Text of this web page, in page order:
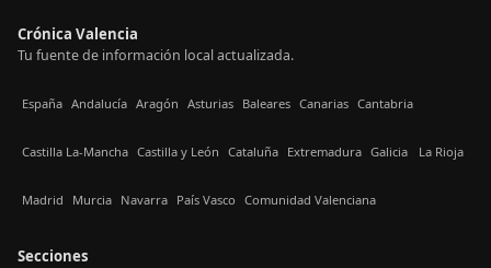
Crónica Valencia
Tu fuente de información local actualizada.
España Andalucía Aragón Asturias Baleares Canarias Cantabria
Castilla La-Mancha Castilla y León Cataluña Extremadura Galicia La Rioja
Madrid Murcia Navarra País Vasco Comunidad Valenciana
Secciones